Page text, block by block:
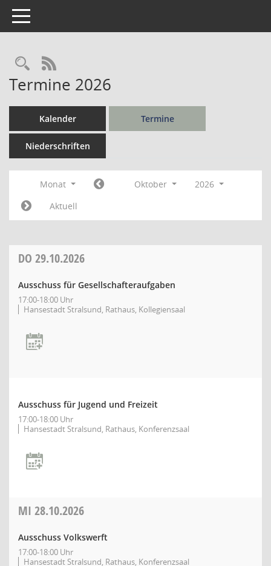
Toggle navigation
Rechercheauswahl
RSS-Feed
Termine 2026
Kalender Termine
Niederschriften
Monat Oktober
2026
Aktuell
DO 29.10.2026
Ausschuss für Gesellschafteraufgaben
17:00-18:00 Uhr
Hansestadt Stralsund, Rathaus, Kollegiensaal
Ausschuss für Jugend und Freizeit
17:00-18:00 Uhr
Hansestadt Stralsund, Rathaus, Konferenzsaal
MI 28.10.2026
Ausschuss Volkswerft
17:00-18:00 Uhr
Hansestadt Stralsund, Rathaus, Konferenzsaal